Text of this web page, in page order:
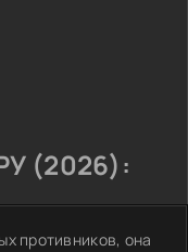
(2026):
противников, она